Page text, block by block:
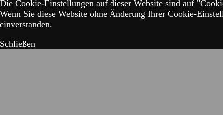
Die Cookie-Einstellungen auf dieser Website sind auf
Wenn Sie diese Website ohne Änderung Ihrer Cookie-
einverstanden.
Schließen